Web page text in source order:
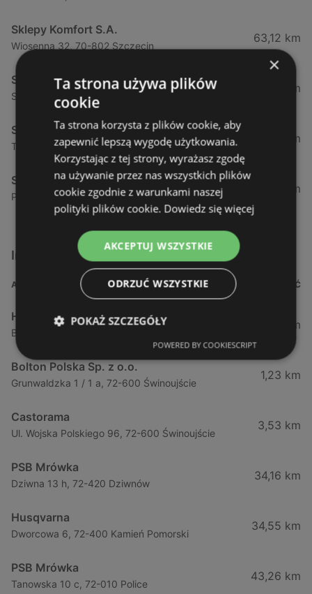
Sklepy Komfort S.A.
Wiosenna 32, 70-802 Szczecin
63,12 km
Sklepy Komfort S.A.
Stargardzka 1c, 74-200 Lipnik
78,37 km
Sklepy Komfort S.A.
Trzebiatowska 20, 78-100 Kołobrzeg
90,41 km
Sklepy Komfort S.A.
Połczyńska 32, 75-016 Koszalin
129,32 km
Inne sklepy Dla domu i dla ogrodu w pobliżu
ADRES ODLEGŁOŚĆ
Husqvarna
Bolesława Chrobrego 64 B, 72-110 Świnoujście
1,14 km
Bolton Polska Sp. z o.o.
Grunwaldzka 1 / 1 a, 72-600 Świnoujście
1,23 km
Castorama
Ul. Wojska Polskiego 96, 72-600 Świnoujście
3,53 km
PSB Mrówka
Dziwna 13 h, 72-420 Dziwnów
34,16 km
Husqvarna
Dworcowa 6, 72-400 Kamień Pomorski
34,55 km
PSB Mrówka
Tanowska 10 c, 72-010 Police
43,26 km
×
Ta strona używa plików
cookie
Ta strona korzysta z plików cookie, aby
zapewnić lepszą wygodę użytkowania.
Korzystając z tej strony, wyrażasz zgodę
na używanie przez nas wszystkich plików
cookie zgodnie z warunkami naszej
polityki plików cookie. Dowiedz się więcej
AKCEPTUJ WSZYSTKIE
ODRZUĆ WSZYSTKIE
POKAŻ SZCZEGÓŁY
POWERED BY COOKIESCRIPT